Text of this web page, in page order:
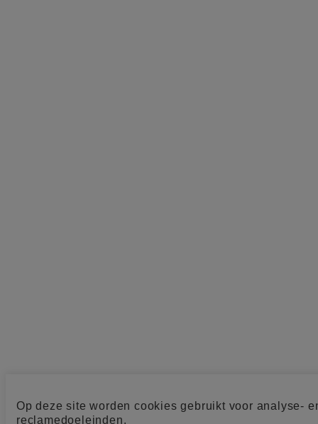
Op deze site worden cookies gebruikt voor analyse-
reclamedoeleinden.